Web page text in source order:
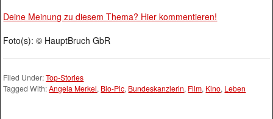
Deine Meinung zu diesem Thema? Hier kommentieren!
Foto(s): © HauptBruch GbR
Filed Under:Top-Stories
Tagged With:Angela Merkel, Bio-Pic, Bundeskanzlerin, Film, Kino, Leben